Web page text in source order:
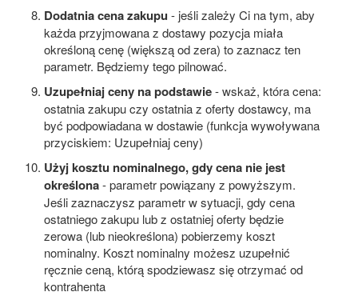
Dodatnia cena zakupu - jeśli zależy Ci na tym, aby
każda przyjmowana z dostawy pozycja miała
określoną cenę (większą od zera) to zaznacz ten
parametr. Będziemy tego pilnować.
Uzupełniaj ceny na podstawie- wskaż, która cena:
ostatnia zakupu czy ostatnia z oferty dostawcy, ma
być podpowiadana w dostawie (funkcja wywoływana
przyciskiem: Uzupełniaj ceny)
Użyj kosztu nominalnego, gdy cena nie jest
określona- parametr powiązany z powyższym.
Jeśli zaznaczysz parametr w sytuacji, gdy cena
ostatniego zakupu lub z ostatniej oferty będzie
zerowa (lub nieokreślona) pobierzemy koszt
nominalny. Koszt nominalny możesz uzupełnić
ręcznie ceną, którą spodziewasz się otrzymać od
kontrahenta